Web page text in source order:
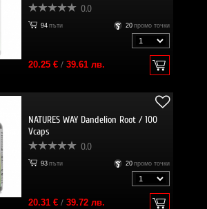
0.0
94 пъти 20 промо точки
20.25 €/ 39.61 лв.
NATURES WAY Dandelion Root / 100
Vcaps
0.0
93 пъти 20 промо точки
20.31 €/ 39.72 лв.